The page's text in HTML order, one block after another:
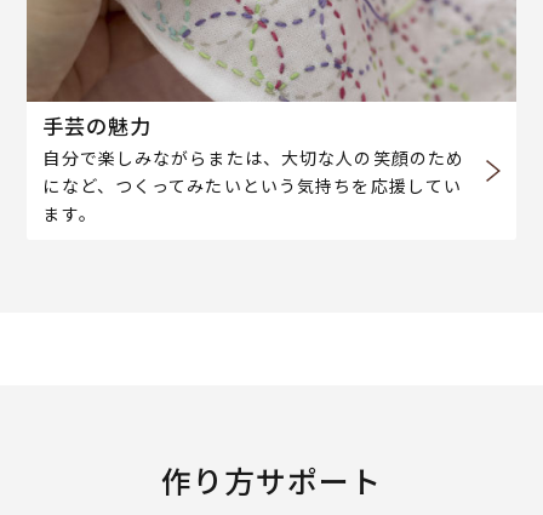
手芸の魅力
自分で楽しみながらまたは、大切な人の笑顔のため
になど、つくってみたいという気持ちを応援してい
ます。
作り方サポート